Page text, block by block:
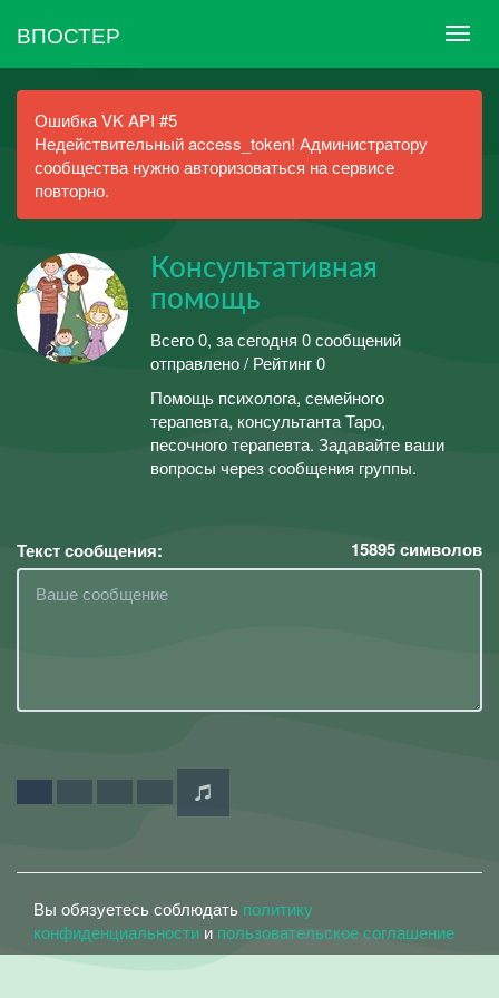
ВПОСТЕР
Ошибка VK API #5
Недействительный access_token! Администратору
сообщества нужно авторизоваться на сервисе
повторно.
Консультативная
помощь
Всего 0, за сегодня 0 сообщений
отправлено / Рейтинг 0
Помощь психолога, семейного
терапевта, консультанта Таро,
песочного терапевта. Задавайте ваши
вопросы через сообщения группы.
Текст сообщения: 15895символов
Вы обязуетесь соблюдать политику
конфиденциальности и пользовательское соглашение